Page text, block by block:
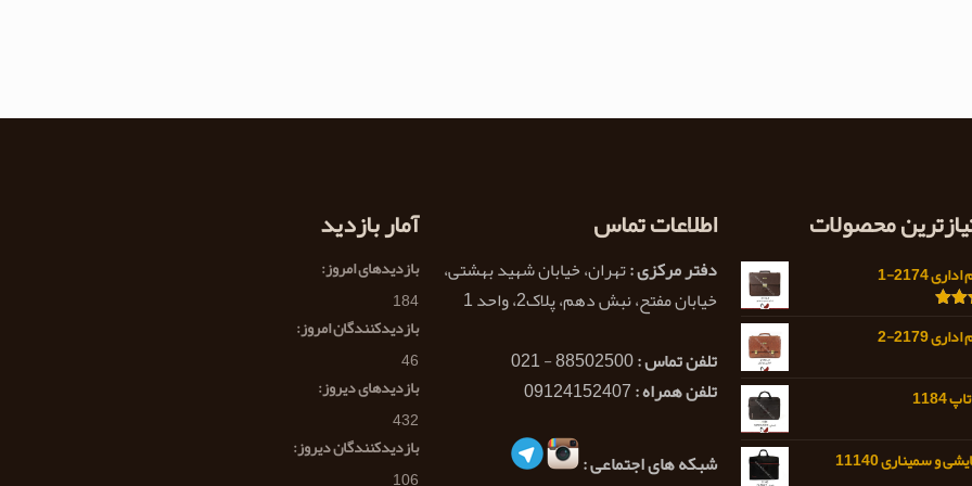
محصولات
2174-1
2179-2
و سمیناری 11140
اطلاعات تماس
دفتر مرکزی :تهران، خیابان شهید بهشتی،
خیابان مفتح، نبش دهم، پلاک2، واحد 1
تلفن تماس :
تلفن همراه :
شبکه های اجتماعی :
آمار بازدید
بازدیدهای امروز:
184
بازدیدکنندگان امروز:
46
بازدیدهای دیروز:
432
بازدیدکنندگان دیروز:
106